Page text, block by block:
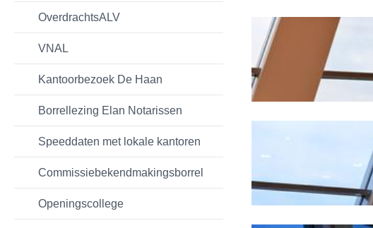
OverdrachtsALV
VNAL
Kantoorbezoek De Haan
Borrellezing Elan Notarissen
Speeddaten met lokale kantoren
Commissiebekendmakingsborrel
Openingscollege